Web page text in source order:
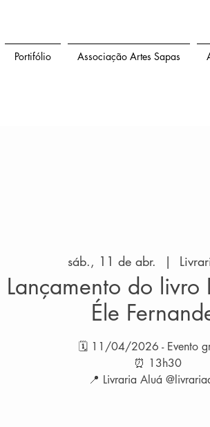
Portifólio Associação Artes Sapas
sáb., 11 de abr.
  |
Lançamento do livro
Éle
🗓 11/04/2026 - Evento
⏰ 13h30
📍 Livraria Aluá